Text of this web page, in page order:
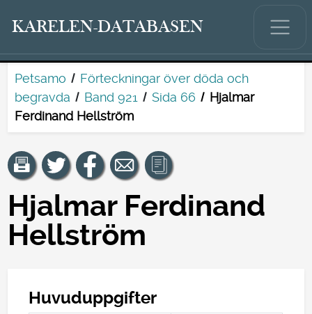
KARELEN-DATABASEN
Petsamo
Förteckningar över döda och
begravda
Band 921 Sida 66
Hjalmar
Ferdinand Hellström
Hjalmar Ferdinand
Hellström
Huvuduppgifter